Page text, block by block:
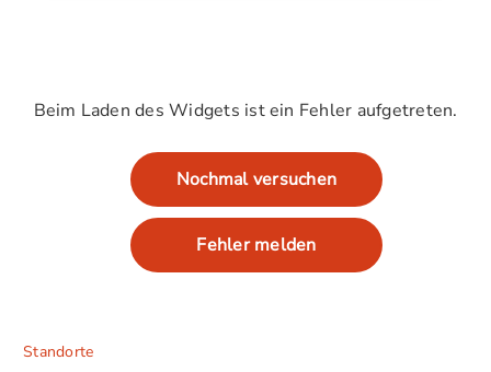
Beim Laden des Widgets ist ein Fehler aufgetreten.
Nochmal versuchen
Fehler melden
Standorte